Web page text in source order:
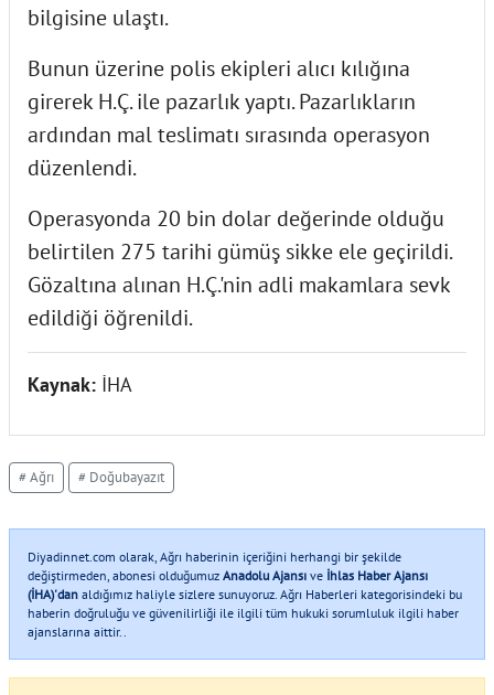
bilgisine ulaştı.
Bunun üzerine polis ekipleri alıcı kılığına
girerek H.Ç. ile pazarlık yaptı. Pazarlıkların
ardından mal teslimatı sırasında operasyon
düzenlendi.
Operasyonda 20 bin dolar değerinde olduğu
belirtilen 275 tarihi gümüş sikke ele geçirildi.
Gözaltına alınan H.Ç.'nin adli makamlara sevk
edildiği öğrenildi.
Kaynak: İHA
# Ağrı # Doğubayazıt
Diyadinnet.com olarak, Ağrı haberinin içeriğini herhangi bir şekilde
değiştirmeden, abonesi olduğumuz Anadolu Ajansı ve İhlas Haber Ajansı
(İHA)'dan aldığımız haliyle sizlere sunuyoruz. Ağrı Haberleri kategorisindeki bu
haberin doğruluğu ve güvenilirliği ile ilgili tüm hukuki sorumluluk ilgili haber
ajanslarına aittir..